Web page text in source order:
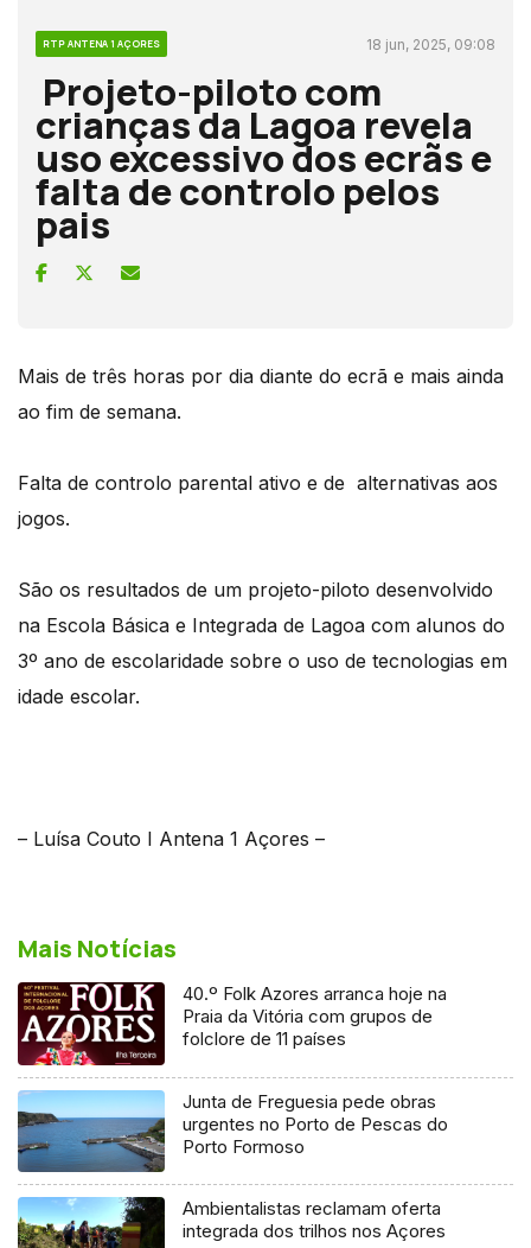
RTP ANTENA 1 AÇORES 18 jun, 2025, 09:08
Projeto-piloto com
crianças da Lagoa revela
uso excessivo dos ecrãs e
falta de controlo pelos
pais
Mais de três horas por dia diante do ecrã e mais ainda
ao fim de semana.
Falta de controlo parental ativo e de alternativas aos
jogos.
São os resultados de um projeto-piloto desenvolvido
na Escola Básica e Integrada de Lagoa com alunos do
3º ano de escolaridade sobre o uso de tecnologias em
idade escolar.
– Luísa Couto I Antena 1 Açores –
Mais Notícias
40.º Folk Azores arranca hoje na
Praia da Vitória com grupos de
folclore de 11 países
Junta de Freguesia pede obras
urgentes no Porto de Pescas do
Porto Formoso
Ambientalistas reclamam oferta
integrada dos trilhos nos Açores